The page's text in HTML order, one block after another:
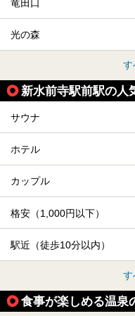
竜田口
光の森
す
新水前寺駅前駅の人
サウナ
ホテル
カップル
格安（1,000円以下）
駅近（徒歩10分以内）
す
食事が楽しめる温泉